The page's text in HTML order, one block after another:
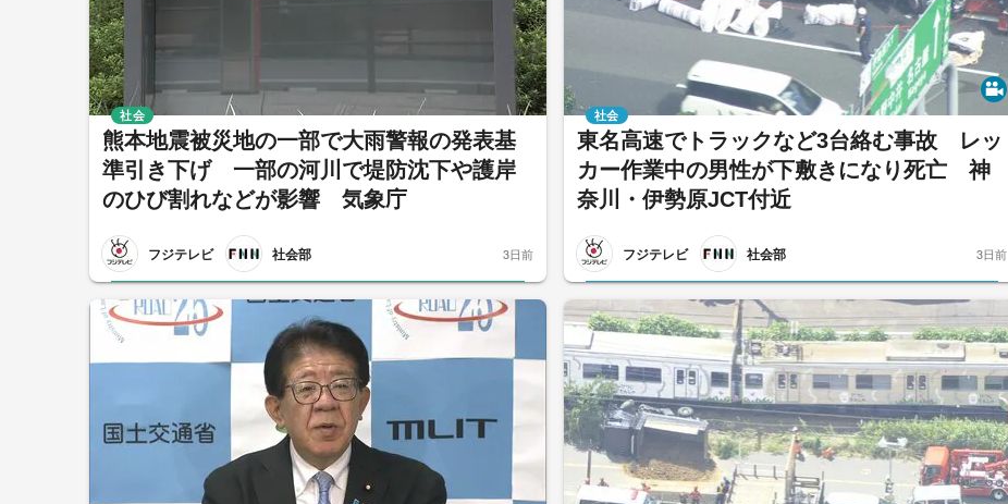
熊本地震被災地の一部で大雨警報の発表基
準引き下げ 一部の河川で堤防沈下や護岸
のひび割れなどが影響 気象庁
フジテレビ 社会部
社会
3日前
東名高速でトラックなど3台絡む事故 レッ
カー作業中の男性が下敷きになり死亡 神
奈川・伊勢原JCT付近
フジテレビ 社会部
社会
3日前